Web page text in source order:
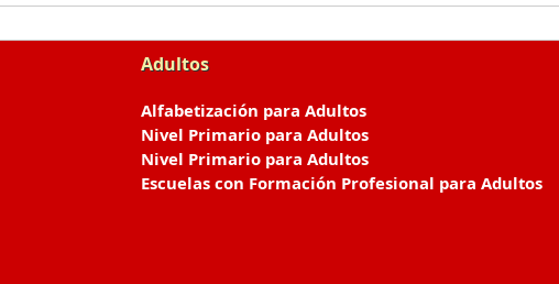
Adultos
Alfabetización para Adultos
Nivel Primario para Adultos
Nivel Primario para Adultos
Escuelas con Formación Profesional para Adultos